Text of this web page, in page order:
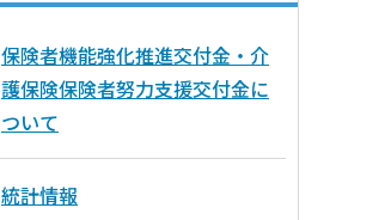
保険者機能強化推進交付金・介
護保険保険者努力支援交付金に
ついて
統計情報